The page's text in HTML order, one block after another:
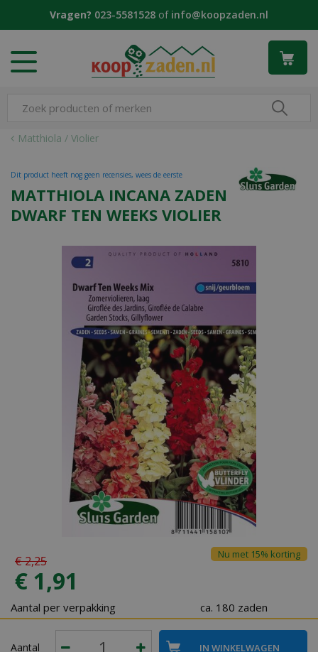
Matthiola / Violier
Vragen? 023-5581528 of info@koopzaden.nl
MATTHIOLA INCANA ZADEN
DWARF TEN WEEKS VIOLIER
Dit product heeft nog geen recensies, wees de eerste
€2,25
€ 1,91
Nu met 15% korting
Aantal per verpakking ca. 180 zaden
Aantal